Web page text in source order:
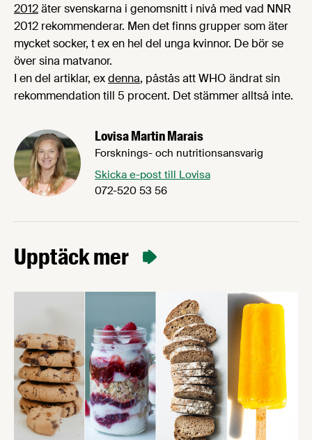
2012äter svenskarna i genomsnitt i nivå med vad NNR
2012 rekommenderar. Men det finns grupper som äter
mycket socker, t ex en hel del unga kvinnor. De bör se
över sina matvanor.
I en del artiklar, exdenna, påstås att WHO ändrat sin
rekommendation till 5 procent. Det stämmer alltså inte.
Lovisa Martin Marais
Forsknings- och nutritionsansvarig
Skicka e-post till Lovisa
072-520 53 56
Upptäck mer